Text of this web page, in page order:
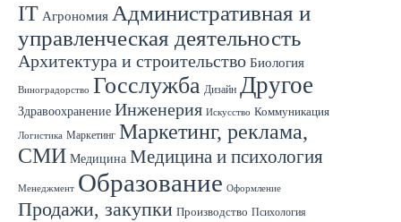
IT Агрономия Административная и
управленческая деятельность
Архитектура и строительство Биология
Виноградорство Госслужба Дизайн Другое
Здравоохранение Инженерия Искусство Коммуникация
Логистика Маркетинг Маркетинг, реклама,
СМИ Медицина Медицина и психология
Менеджмент Образование Оформление
Продажи, закупки Производство Психология